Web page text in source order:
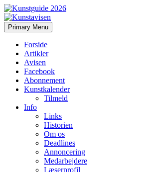
Kunstavisen
Search
Primary Menu Skip
to
Forside
Artikler
Avisen
Facebook
Abonnement
Kunstkalender
Tilmeld
Info
Links
Historien
Om os
Deadlines
Annoncering
Medarbejdere
Læserprofil